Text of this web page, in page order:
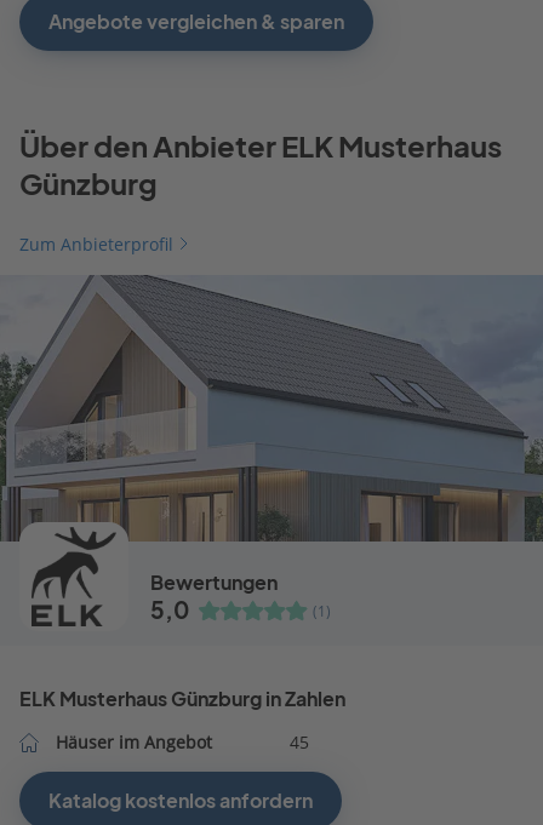
Angebote vergleichen & sparen
Über den Anbieter ELK Musterhaus
Günzburg
Zum Anbieterprofil
Bewertungen
5,0 (1)
ELK Musterhaus Günzburg in Zahlen
Häuser im Angebot 45
Katalog kostenlos anfordern